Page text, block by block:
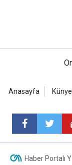
Anasayfa Künye
Haber Portalı